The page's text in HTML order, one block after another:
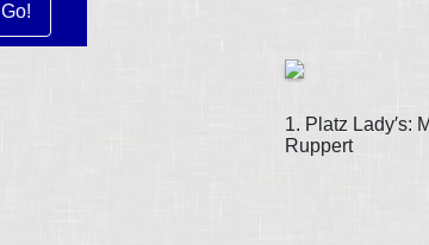
Go!
1. Platz Lady′s:
Ruppert